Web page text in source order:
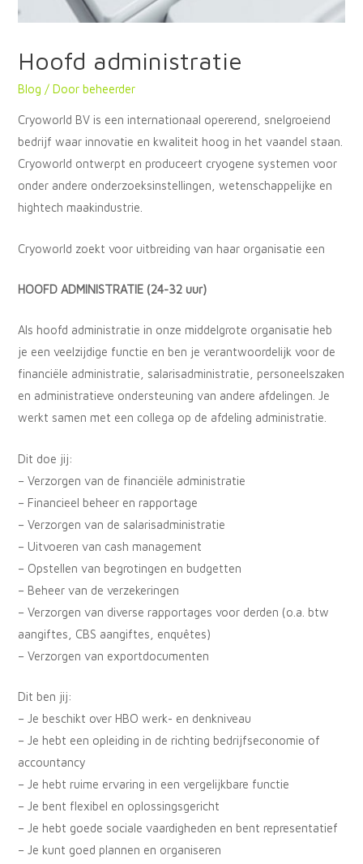
Hoofd administratie
Blog / Doorbeheerder
Cryoworld BV is een internationaal opererend, snelgroeiend
bedrijf waar innovatie en kwaliteit hoog in het vaandel staan.
Cryoworld ontwerpt en produceert cryogene systemen voor
onder andere onderzoeksinstellingen, wetenschappelijke en
hightech maakindustrie.
Cryoworld zoekt voor uitbreiding van haar organisatie een
HOOFD ADMINISTRATIE (24-32 uur)
Als hoofd administratie in onze middelgrote organisatie heb
je een veelzijdige functie en ben je verantwoordelijk voor de
financiële administratie, salarisadministratie, personeelszaken
en administratieve ondersteuning van andere afdelingen. Je
werkt samen met een collega op de afdeling administratie.
Dit doe jij:
– Verzorgen van de financiële administratie
– Financieel beheer en rapportage
– Verzorgen van de salarisadministratie
– Uitvoeren van cash management
– Opstellen van begrotingen en budgetten
– Beheer van de verzekeringen
– Verzorgen van diverse rapportages voor derden (o.a. btw
aangiftes, CBS aangiftes, enquêtes)
– Verzorgen van exportdocumenten
Dit ben jij:
– Je beschikt over HBO werk- en denkniveau
– Je hebt een opleiding in de richting bedrijfseconomie of
accountancy
– Je hebt ruime ervaring in een vergelijkbare functie
– Je bent flexibel en oplossingsgericht
– Je hebt goede sociale vaardigheden en bent representatief
– Je kunt goed plannen en organiseren